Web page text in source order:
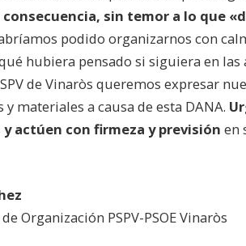
sin temor a lo que
podido organizarnos con
hubiera pensado si siguiera en
de Vinaròs queremos expresar
y materiales a causa de esta DANA.
actúen con firmeza y previsión en
Organización PSPV-PSOE Vinaròs